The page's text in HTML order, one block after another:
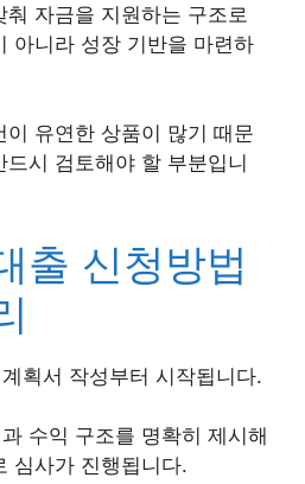
자금을 지원하는 구조로
아니라 성장 기반을 마련하
유연한 상품이 많기 때문
시 검토해야 할 부분입니
출 신청방법
획서 작성부터 시작됩니다.
수익 구조를 명확히 제시해
심사가 진행됩니다.